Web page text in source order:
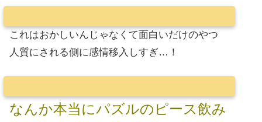
これはおかしいんじゃなくて面白いだけのやつ
人質にされる側に感情移入しすぎ…！
なんか本当にパズルのピース飲み